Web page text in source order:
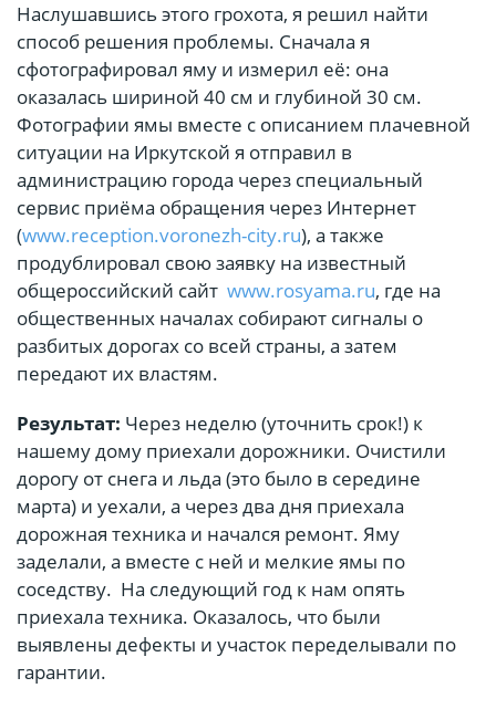
Наслушавшись этого грохота, я решил найти
способ решения проблемы. Сначала я
сфотографировал яму и измерил её: она
оказалась шириной 40 см и глубиной 30 см.
Фотографии ямы вместе с описанием плачевной
ситуации на Иркутской я отправил в
администрацию города через специальный
сервис приёма обращения через Интернет
(www.reception.voronezh-city.ru), а также
продублировал свою заявку на известный
общероссийский сайт www.rosyama.ru, где на
общественных началах собирают сигналы о
разбитых дорогах со всей страны, а затем
передают их властям.
Результат: Через неделю (уточнить срок!) к
нашему дому приехали дорожники. Очистили
дорогу от снега и льда (это было в середине
марта) и уехали, а через два дня приехала
дорожная техника и начался ремонт. Яму
заделали, а вместе с ней и мелкие ямы по
соседству. На следующий год к нам опять
приехала техника. Оказалось, что были
выявлены дефекты и участок переделывали по
гарантии.